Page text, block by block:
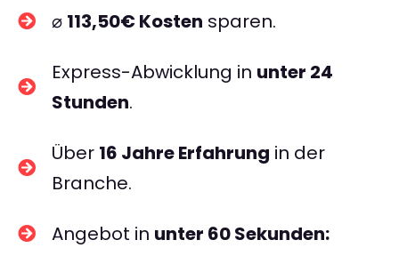
⌀ 113,50€ Kosten sparen.
Express-Abwicklung in unter 24
Stunden.
Über 16 Jahre Erfahrung in der
Branche.
Angebot in unter 60 Sekunden: